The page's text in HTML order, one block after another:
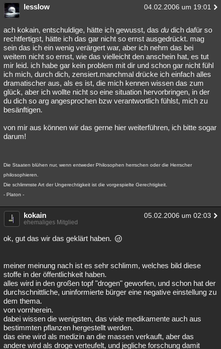
lesslow 04.02.2006 um 19:01
ach kokain, entschuldige, hätte ich gewusst, das du dich dafür so
rechtfertigst, hätte ich das gar nicht so ernst ausgedrückt. mag
sein das ich ein wenig verärgert war, aber ich nehm das bei
weitem nicht so ernst, wie das vielleicht den anschein hat, es tut
mir leid. ich habe gar kein problem mit dir und schon gar nicht fühl
ich mich, durch dich, zensiert.manchmal drücke ich einfach alles
dramatischer aus, als es ist, die mich kennen wissen das zum
glück, aber ich wollte nicht so eine situation hervorbringen, in der
du dich so arg angesprochen bzw verantwortlich fühlst, mich zu
besänftigen.
von mir aus können wir das gerne hier weiterführen, ich bitte sogar
darum!
Die Staaten blühen nur, wenn entweder Philosophen herrschen oder die Herrscher
philosophieren.
Die schlimmste Art der Ungerechtigkeit ist die vorgespielte Gerechtigkeit.
- Platon -
kokain 05.02.2006 um 02:03
ehemaliges Mitglied
ok, gut das wir das geklärt haben.
meiner meinung nach ist es sehr schlimm, welches bild diese
stoffe in der öffentlichkeit haben.
alles wird in den großen topf "drogen" geworfen, und schon hat der
durchschnittliche, uninformierte bürger eine negative einstellung zu
dem thema.
von vornherein.
dabei wissen die wenigsten, das viele medikamente auch aus
bestimmten pflanzen hergestellt werden.
das eine wird als medizin an die massen verkauft, aber das
andere wird als droge verteufelt, und jegliche forschung damit